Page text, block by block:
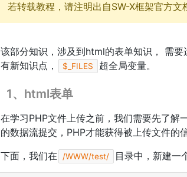
若转载教程，请注明出自SW-X框架官方文
该部分知识，涉及到html的表单知识， 需要
有新知识点，
$_FILES 超全局变量。
1、html表单
在学习PHP文件上传之前，我们需要先了
的数据流提交，PHP才能获得被上传文件的信
下面，我们在
/WWW/test/ 目录中，新建一